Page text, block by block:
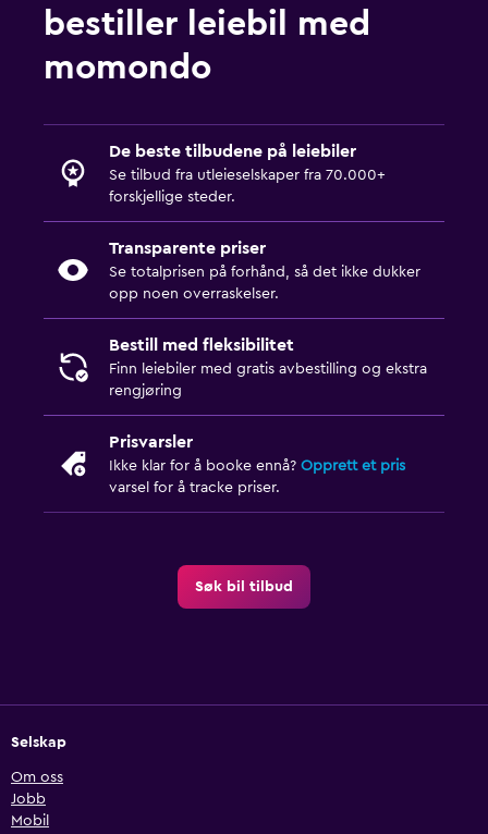
bestiller leiebil med
momondo
De beste tilbudene på leiebiler
Se tilbud fra utleieselskaper fra 70.000+
forskjellige steder.
Transparente priser
Se totalprisen på forhånd, så det ikke dukker
opp noen overraskelser.
Bestill med fleksibilitet
Finn leiebiler med gratis avbestilling og ekstra
rengjøring
Prisvarsler
Ikke klar for å booke ennå? Opprett et pris
varsel for å tracke priser.
Søk bil tilbud
Selskap
Om oss
Jobb
Mobil